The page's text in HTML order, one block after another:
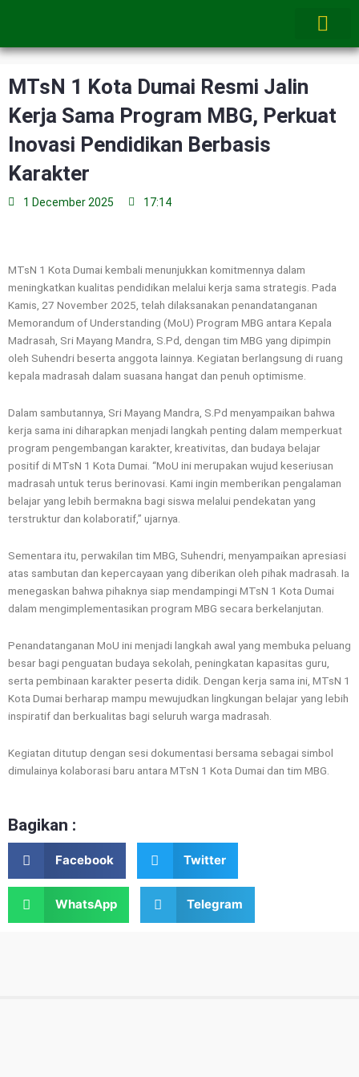
MTsN 1 Kota Dumai Resmi Jalin
Kerja Sama Program MBG, Perkuat
Inovasi Pendidikan Berbasis
Karakter
1 December 2025 17:14
MTsN 1 Kota Dumai kembali menunjukkan komitmennya dalam
meningkatkan kualitas pendidikan melalui kerja sama strategis. Pada
Kamis, 27 November 2025, telah dilaksanakan penandatanganan
Memorandum of Understanding (MoU) Program MBG antara Kepala
Madrasah, Sri Mayang Mandra, S.Pd, dengan tim MBG yang dipimpin
oleh Suhendri beserta anggota lainnya. Kegiatan berlangsung di ruang
kepala madrasah dalam suasana hangat dan penuh optimisme.
Dalam sambutannya, Sri Mayang Mandra, S.Pd menyampaikan bahwa
kerja sama ini diharapkan menjadi langkah penting dalam memperkuat
program pengembangan karakter, kreativitas, dan budaya belajar
positif di MTsN 1 Kota Dumai. “MoU ini merupakan wujud keseriusan
madrasah untuk terus berinovasi. Kami ingin memberikan pengalaman
belajar yang lebih bermakna bagi siswa melalui pendekatan yang
terstruktur dan kolaboratif,” ujarnya.
Sementara itu, perwakilan tim MBG, Suhendri, menyampaikan apresiasi
atas sambutan dan kepercayaan yang diberikan oleh pihak madrasah. Ia
menegaskan bahwa pihaknya siap mendampingi MTsN 1 Kota Dumai
dalam mengimplementasikan program MBG secara berkelanjutan.
Penandatanganan MoU ini menjadi langkah awal yang membuka peluang
besar bagi penguatan budaya sekolah, peningkatan kapasitas guru,
serta pembinaan karakter peserta didik. Dengan kerja sama ini, MTsN 1
Kota Dumai berharap mampu mewujudkan lingkungan belajar yang lebih
inspiratif dan berkualitas bagi seluruh warga madrasah.
Kegiatan ditutup dengan sesi dokumentasi bersama sebagai simbol
dimulainya kolaborasi baru antara MTsN 1 Kota Dumai dan tim MBG.
Bagikan :
Facebook Twitter
WhatsApp Telegram